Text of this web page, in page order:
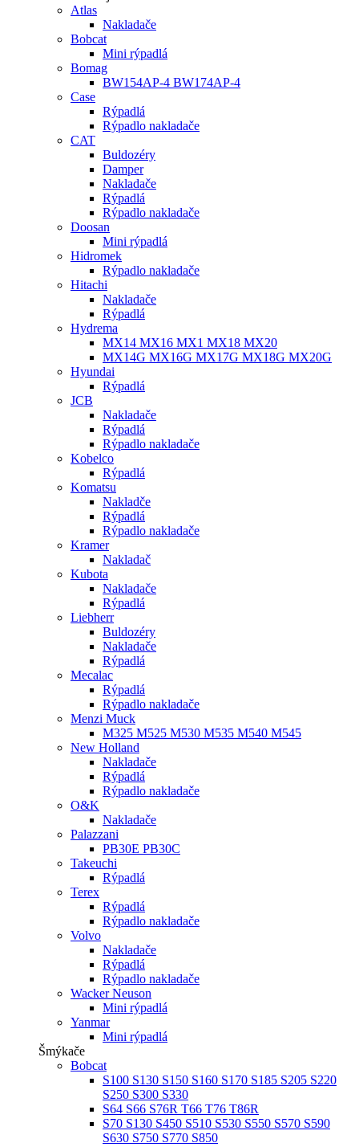
Atlas
Nakladače
Bobcat
Mini rýpadlá
Bomag
BW154AP-4 BW174AP-4
Case
Rýpadlá
Rýpadlo nakladače
CAT
Buldozéry
Damper
Nakladače
Rýpadlá
Rýpadlo nakladače
Doosan
Mini rýpadlá
Hidromek
Rýpadlo nakladače
Hitachi
Nakladače
Rýpadlá
Hydrema
MX14 MX16 MX1 MX18 MX20
MX14G MX16G MX17G MX18G MX20G
Hyundai
Rýpadlá
JCB
Nakladače
Rýpadlá
Rýpadlo nakladače
Kobelco
Rýpadlá
Komatsu
Nakladče
Rýpadlá
Rýpadlo nakladače
Kramer
Nakladač
Kubota
Nakladače
Rýpadlá
Liebherr
Buldozéry
Nakladače
Rýpadlá
Mecalac
Rýpadlá
Rýpadlo nakladače
Menzi Muck
M325 M525 M530 M535 M540 M545
New Holland
Nakladače
Rýpadlá
Rýpadlo nakladače
O&K
Nakladače
Palazzani
PB30E PB30C
Takeuchi
Rýpadlá
Terex
Rýpadlá
Rýpadlo nakladače
Volvo
Nakladače
Rýpadlá
Rýpadlo nakladače
Wacker Neuson
Mini rýpadlá
Yanmar
Mini rýpadlá
Šmýkače
Bobcat
S100 S130 S150 S160 S170 S185 S205 S220
S250 S300 S330
S64 S66 S76R T66 T76 T86R
S70 S130 S450 S510 S530 S550 S570 S590
S630 S750 S770 S850